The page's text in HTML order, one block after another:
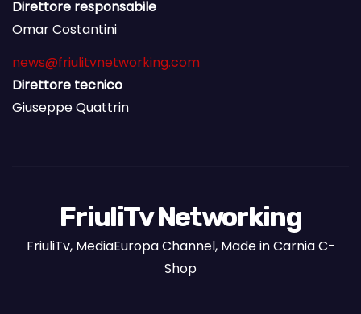
Direttore responsabile
Omar Costantini
news@friulitvnetworking.com
Direttore tecnico
Giuseppe Quattrin
FriuliTv Networking
FriuliTv, MediaEuropa Channel, Made in Carnia C-
Shop